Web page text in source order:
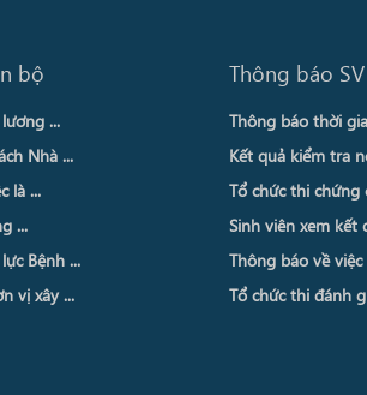
bộ
...
Nhà ...
là ...
...
Bệnh ...
vị xây ...
Thông báo SV
Thông báo thời
Kết quả kiểm tra
Tổ chức thi chứng
Sinh viên xem kết
Thông báo về việc
Tổ chức thi đánh